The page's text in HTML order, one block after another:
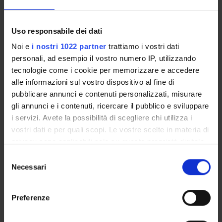
Uso responsabile dei dati
Noi e i nostri 1022 partner trattiamo i vostri dati
personali, ad esempio il vostro numero IP, utilizzando
tecnologie come i cookie per memorizzare e accedere
alle informazioni sul vostro dispositivo al fine di
pubblicare annunci e contenuti personalizzati, misurare
gli annunci e i contenuti, ricercare il pubblico e sviluppare
i servizi. Avete la possibilità di scegliere chi utilizza i
vostri dati e per quali scopi. Le vostre scelte in materia di
modificare o revocare il proprio consenso in qualsiasi
momento dalla Dichiarazione sui cookie o facendo clic
delNecessari
Preferenze
Calendario esami
Bacheca avvisi
Organi collegiali e di governo
Docenti
Documenti
OFFERTA FORMATIVA
CORSI DI STUDIO
SUPERIORE